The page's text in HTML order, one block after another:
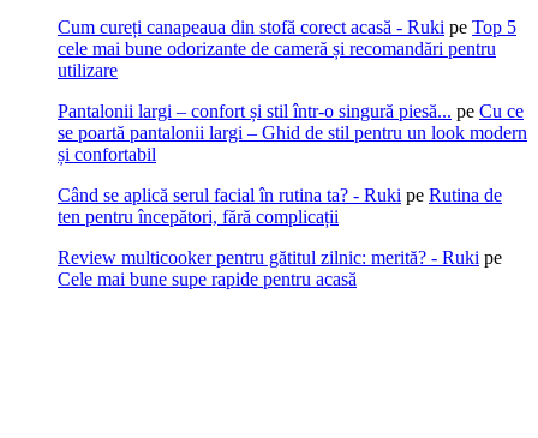
Cum cureți canapeaua din stofă corect acasă - Ruki pe Top 5
cele mai bune odorizante de cameră și recomandări pentru
utilizare
Pantalonii largi – confort și stil într-o singură piesă... pe Cu ce
se poartă pantalonii largi – Ghid de stil pentru un look modern
și confortabil
Când se aplică serul facial în rutina ta? - Ruki pe Rutina de
ten pentru începători, fără complicații
Review multicooker pentru gătitul zilnic: merită? - Ruki pe
Cele mai bune supe rapide pentru acasă